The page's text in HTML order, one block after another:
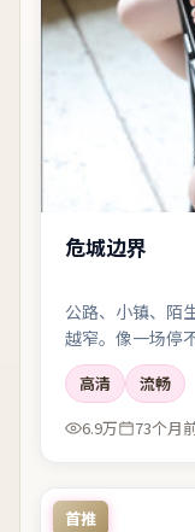
危城边界
公路、小镇、陌
越窄。像一场停
高清
流畅
6.9万
73个月
首推